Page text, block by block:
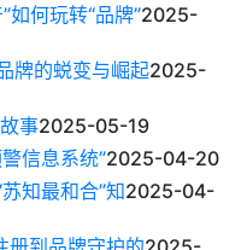
如何玩转“品牌”2025-
牌的蜕变与崛起2025-
事2025-05-19
信息系统”2025-04-20
知最和合”知2025-04-